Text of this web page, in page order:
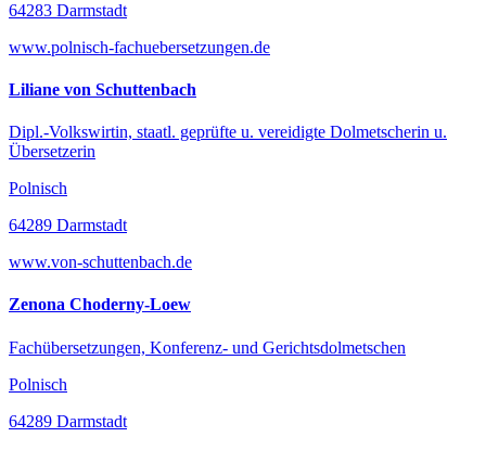
64283 Darmstadt
www.polnisch-fachuebersetzungen.de
Liliane von Schuttenbach
Dipl.-Volkswirtin, staatl. geprüfte u. vereidigte Dolmetscherin u.
Übersetzerin
Polnisch
64289 Darmstadt
www.von-schuttenbach.de
Zenona Choderny-Loew
Fachübersetzungen, Konferenz- und Gerichtsdolmetschen
Polnisch
64289 Darmstadt